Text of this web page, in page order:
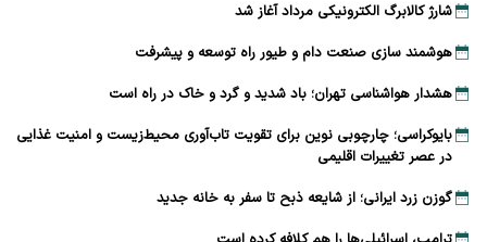
شارژ کالابرگ الکترونیکی مرداد آغاز شد
هوشمند سازی صنعت دام و طیور راه توسعه و پیشرفت
هشدار هواشناسی تهران؛ باد شدید و گرد و خاک در راه است
بایوکراسی؛ چارچوبی نوین برای تقویت تاب‌آوری محیط‌زیست و امنیت غذایی
در عصر تغییرات اقلیمی
گوزن زرد ایرانی؛ از شایعه ذبح تا سفر به خانه جدید